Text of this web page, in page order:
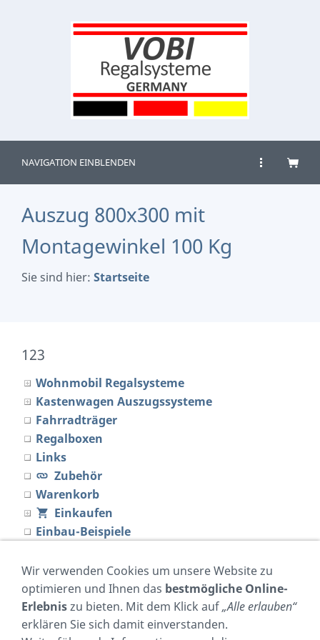
NAVIGATION EINBLENDEN
Auszug 800x300 mit
Montagewinkel 100 Kg
Sie sind hier: Startseite
123
Wohnmobil Regalsysteme
Kastenwagen Auszugssysteme
Fahrradträger
Regalboxen
Links
Zubehör
Warenkorb
Einkaufen
Einbau-Beispiele
Made in Germany
Material
Händler
neu im Shop
Wir verwenden Cookies um unsere Website zu
optimieren und Ihnen das bestmögliche Online-
Erlebniszu bieten. Mit dem Klick auf„Alle erlauben“
erklären Sie sich damit einverstanden.